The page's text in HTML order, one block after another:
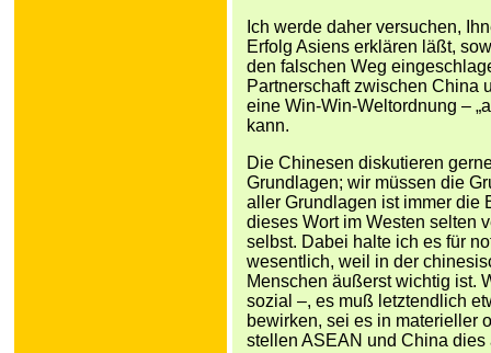
Ich werde daher versuchen,
Erfolg Asiens erklären läßt,
den falschen Weg
Partnerschaft zwischen China
eine Win-Win-Weltordnung –
kann.
Die Chinesen diskutieren
Grundlagen; wir müssen die
aller Grundlagen ist immer die
dieses Wort im Westen selten
selbst. Dabei halte ich es für
wesentlich, weil in der
Menschen äußerst wichtig ist.
sozial –, es muß letztendlich
bewirken, sei es in materieller
stellen ASEAN und China dies